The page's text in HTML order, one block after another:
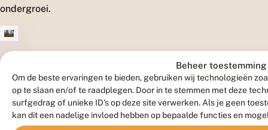
Beheer toestemming
Om de beste ervaringen te bieden, gebruiken wij technologieën
op te slaan en/of te raadplegen. Door in te stemmen met deze
surfgedrag of unieke ID's op deze site verwerken. Als je geen
kan dit een nadelige invloed hebben op bepaalde functies en
ondergroei.